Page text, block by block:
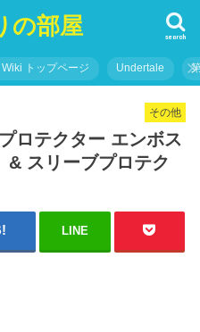
の部屋 search
Wiki トップページ Undertale
その他
ロテクター エンボス
& スリーブプロテク
LINE